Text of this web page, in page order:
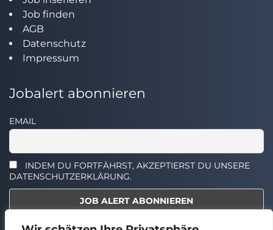
Job finden
AGB
Datenschutz
Impressum
Jobalert abonnieren
EMAIL
INDEM DU FORTFÄHRST, AKZEPTIERST DU UNSERE
DATENSCHUTZERKLÄRUNG.